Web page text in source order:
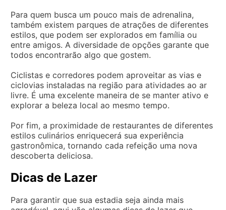
Para quem busca um pouco mais de adrenalina,
também existem parques de atrações de diferentes
estilos, que podem ser explorados em família ou
entre amigos. A diversidade de opções garante que
todos encontrarão algo que gostem.
Ciclistas e corredores podem aproveitar as vias e
ciclovias instaladas na região para atividades ao ar
livre. É uma excelente maneira de se manter ativo e
explorar a beleza local ao mesmo tempo.
Por fim, a proximidade de restaurantes de diferentes
estilos culinários enriquecerá sua experiência
gastronômica, tornando cada refeição uma nova
descoberta deliciosa.
Dicas de Lazer
Para garantir que sua estadia seja ainda mais